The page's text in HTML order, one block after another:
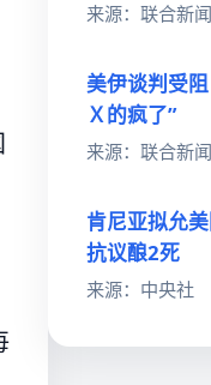
来源：联合新闻
美伊谈判受
Ｘ的疯了”
来源：联合新闻
肯尼亚拟允
抗议酿2死
来源：中央社